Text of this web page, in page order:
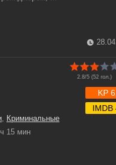
2.8/5 (52 гол.)
, Криминальные
15 мин
KP
IMDB